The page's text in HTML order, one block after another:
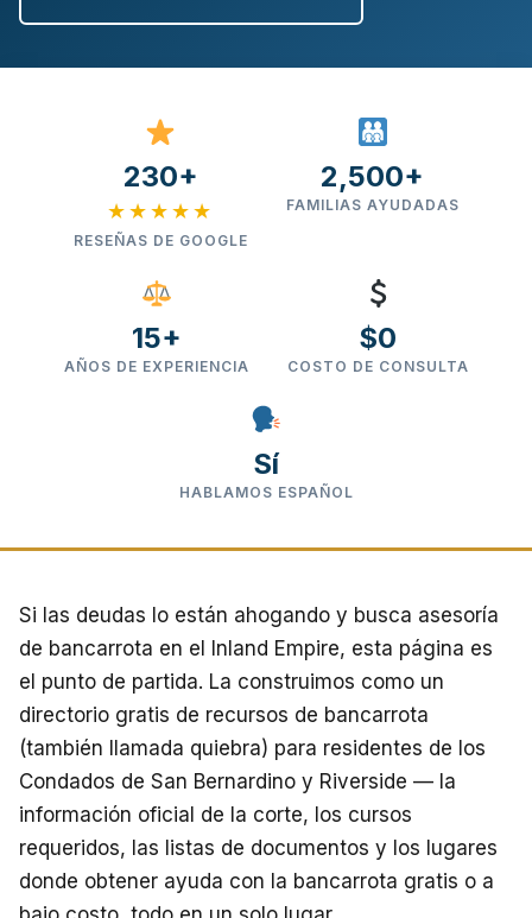
230+
★★★★★
RESEÑAS DE GOOGLE
2,500+
FAMILIAS AYUDADAS
15+
AÑOS DE EXPERIENCIA
$0
COSTO DE CONSULTA
Sí
HABLAMOS ESPAÑOL
Si las deudas lo están ahogando y busca asesoría
de bancarrota en el Inland Empire, esta página es
el punto de partida. La construimos como un
directorio gratis de recursos de bancarrota
(también llamada quiebra) para residentes de los
Condados de San Bernardino y Riverside — la
información oficial de la corte, los cursos
requeridos, las listas de documentos y los lugares
donde obtener ayuda con la bancarrota gratis o a